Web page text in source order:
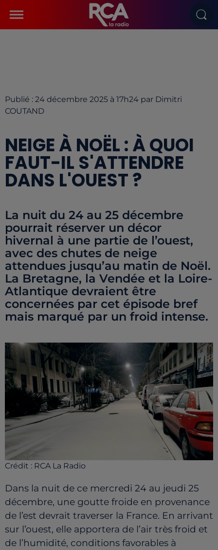
Publié : 24 décembre 2025 à 17h24 par Dimitri
COUTAND
NEIGE À NOËL : À QUOI
FAUT-IL S'ATTENDRE
DANS L'OUEST ?
La nuit du 24 au 25 décembre
pourrait réserver un décor
hivernal à une partie de l’ouest,
avec des chutes de neige
attendues jusqu’au matin de Noël.
La Bretagne, la Vendée et la Loire-
Atlantique devraient être
concernées par cet épisode bref
mais marqué par un froid intense.
Crédit : RCA La Radio
Dans la nuit de ce mercredi 24 au jeudi 25
décembre, une goutte froide en provenance
de l’est devrait traverser la France. En arrivant
sur l’ouest, elle apportera de l’air très froid et
de l’humidité, conditions favorables à